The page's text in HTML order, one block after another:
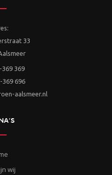
33
369 369
369 696
aalsmeer.nl
wij